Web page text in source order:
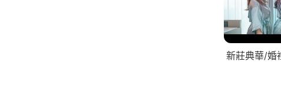
新莊典華/婚